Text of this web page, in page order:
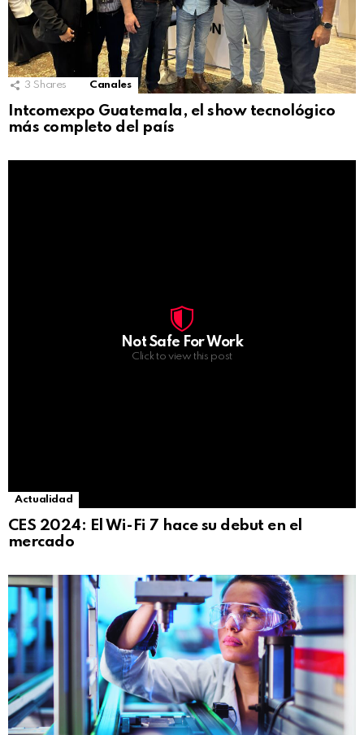
3 Shares Canales
Intcomexpo Guatemala, el show tecnológico
más completo del país
Not Safe For Work
Click to view this post
Actualidad
CES 2024: El Wi-Fi 7 hace su debut en el
mercado